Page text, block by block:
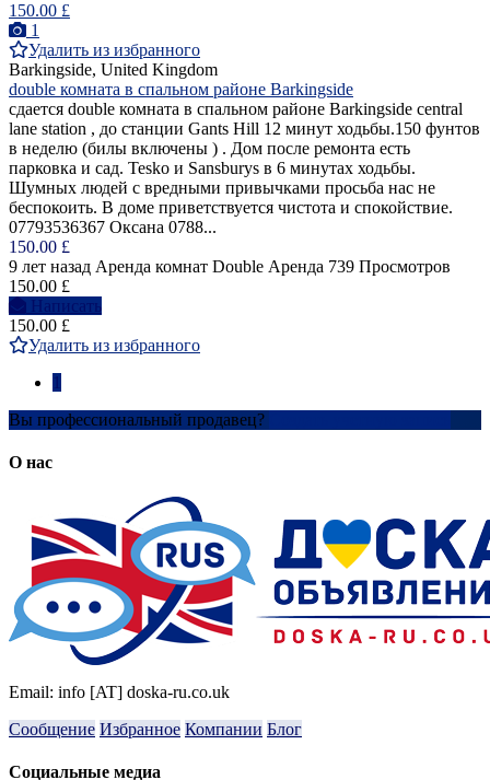
150.00 £
1
Удалить из избранного
Barkingside, United Kingdom
double комната в спальном районе Barkingside
сдается double комната в спальном районе Barkingside central
lane station , до станции Gants Hill 12 минут ходьбы.150 фунтов
в неделю (билы включены ) . Дом после ремонта есть
парковка и сад. Tesko и Sansburys в 6 минутах ходьбы.
Шумных людей с вредными привычками просьба нас не
беспокоить. В доме приветствуется чистота и спокойствие.
07793536367 Оксана 0788...
150.00 £
9 лет назад Аренда комнат Double Аренда 739 Просмотров
150.00 £
Написать
150.00 £
Удалить из избранного
Вы профессиональный продавец?
О нас
Email: info [AT] doska-ru.co.uk
Сообщение Избранное Компании Блог
Социальные медиа